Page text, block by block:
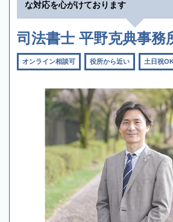
な対応を心がけております
司法書士 平野克典事務
オンライン相談可 役所から近い 土日祝